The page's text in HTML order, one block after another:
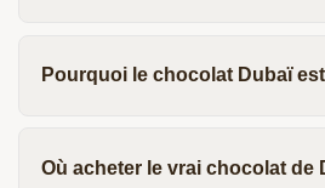
Pourquoi le chocolat Dubaï
Où acheter le vrai chocolat de